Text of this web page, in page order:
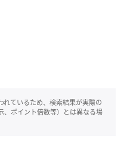
ているため、検索結果が実際の
、ポイント倍数等）とは異なる場